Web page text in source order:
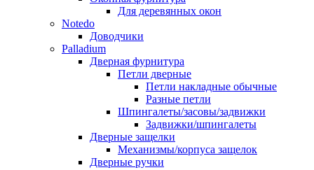
Для деревянных окон
Notedo
Доводчики
Palladium
Дверная фурнитура
Петли дверные
Петли накладные обычные
Разные петли
Шпингалеты/засовы/задвижки
Задвижки/шпингалеты
Дверные защелки
Механизмы/корпуса защелок
Дверные ручки